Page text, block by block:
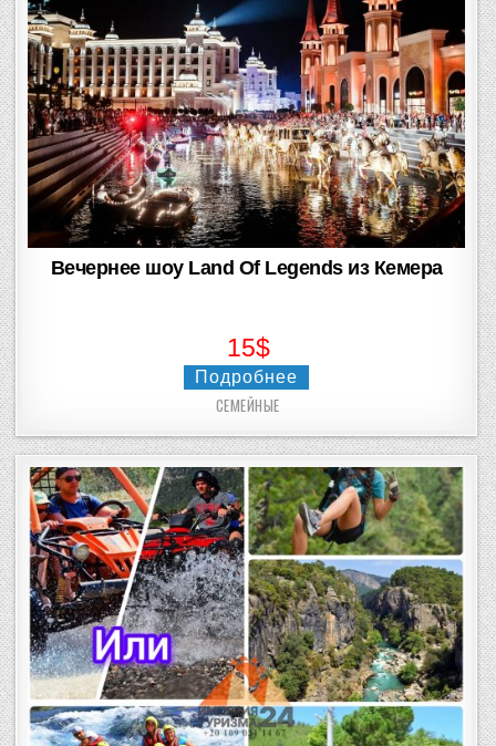
Вечернее шоу Land Of Legends из Кемера
15$
Подробнее
Posted
СЕМЕЙНЫЕ